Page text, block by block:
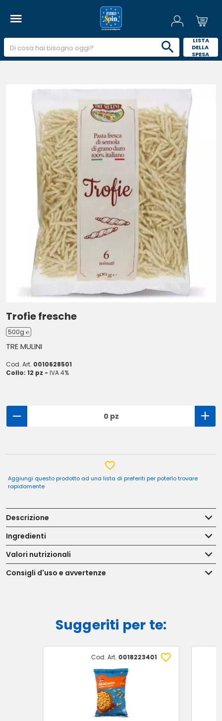
LISTA
DELLA
SPESA
Trofie fresche
500g ℮
TRE MULINI
Cod. Art. 0010628501
Collo: 12 pz - IVA 4%
0 pz
Aggiungi questo prodotto ad una lista di preferiti per poterlo trovare
rapidamente
Descrizione
Ingredienti
Valori nutrizionali
Consigli d'uso e avvertenze
Suggeriti per te:
Cod. Art. 0018223401